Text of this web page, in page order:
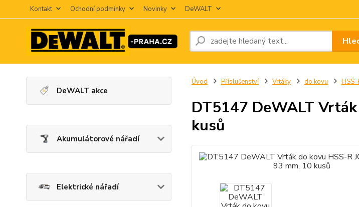
Kontakt Ochodní podmínky Novinky DeWALT
DeWALT akce
Akumulátorové nářadí
Elektrické nářadí
Úvod Příslušenství Vrtáky do kovu HSS-
DT5147 DeWALT
kusů